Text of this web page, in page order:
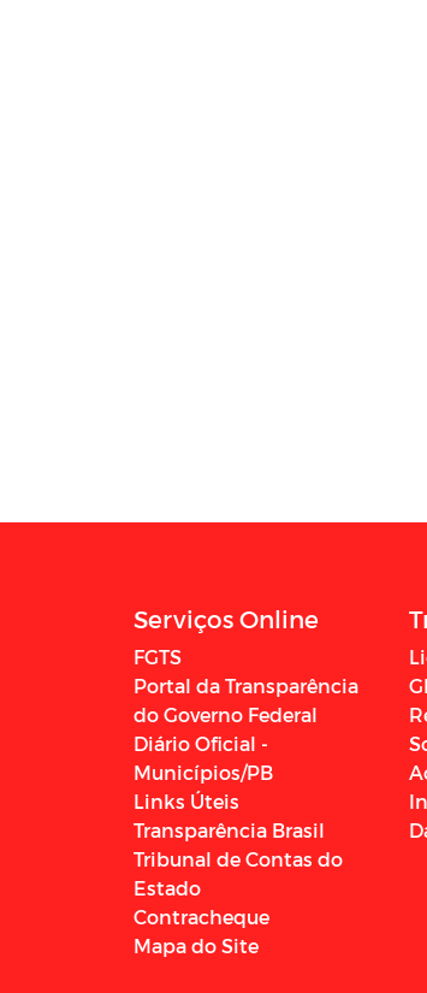
Serviços Online
FGTS
Portal da Transparência
do Governo Federal
Diário Oficial -
Municípios/PB
Links Úteis
Transparência Brasil
Tribunal de Contas do
Estado
Contracheque
Mapa do Site